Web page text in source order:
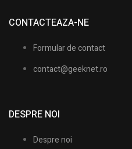
CONTACTEAZA-NE
Formular de contact
contact@geeknet.ro
DESPRE NOI
Despre noi